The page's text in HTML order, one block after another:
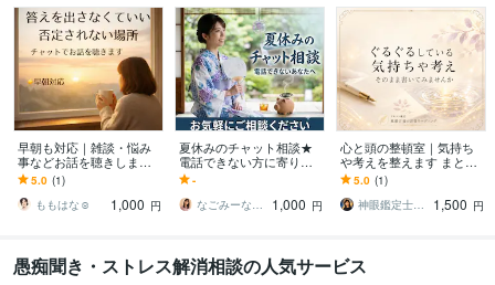
早朝も対応｜雑談・悩み
事などお話を聴きします
長文でもOK、24時間メッ
セージのやり取り♪
5.0 (1)
ももはな☺︎
1,000 円
夏休みのチャット相談★
電話できない方に寄り添
います 家族がいて電話で
きない夏休みに★文字で
寄り添い心を整えます
-
なごみーな♡癒し系心のサポーター
1,000 円
心と頭の整頓室｜気持ち
や考えを整えます まとま
らない考えや気持ちを整
えます
5.0 (1)
神眼鑑定士❂真音
1,500 円
愚痴聞き・ストレス解消相談の人気サービス